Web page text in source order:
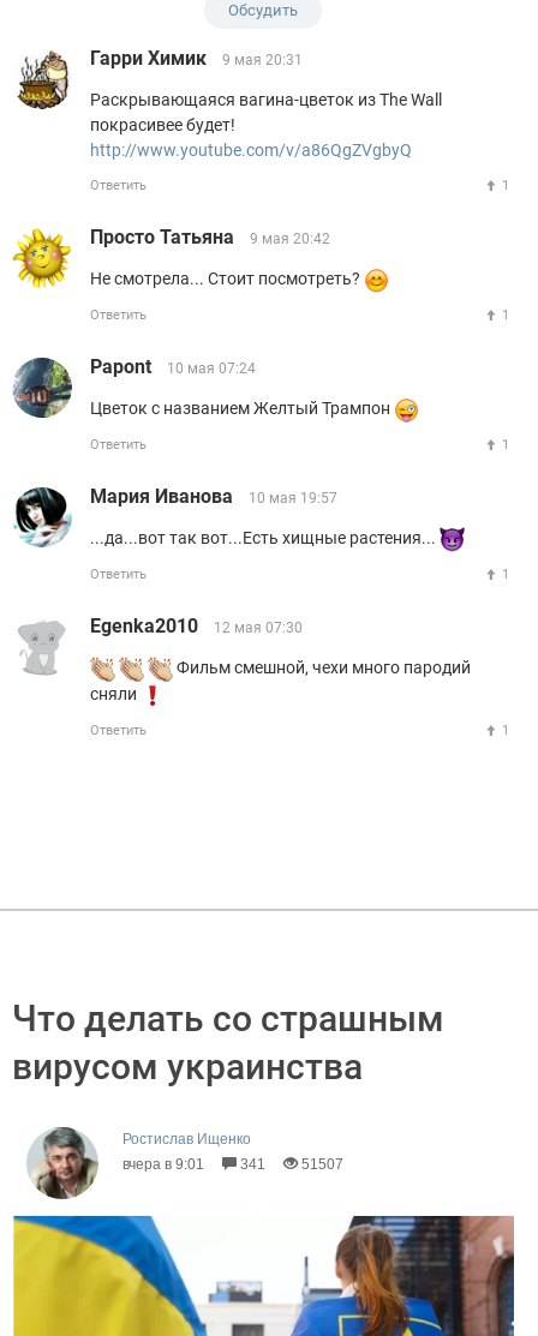
Обсудить
Гарри Химик 9 мая 20:31
Раскрывающаяся вагина-цветок из The Wall
покрасивее будет!
http://www.youtube.com/v/a86QgZVgbyQ
Ответить 1
Просто Татьяна 9 мая 20:42
Не смотрела... Стоит посмотреть?
Ответить 1
Papont 10 мая 07:24
Цветок с названием Желтый Трампон
Ответить 1
Мария Иванова 10 мая 19:57
...да...вот так вот...Есть хищные растения...
Ответить 1
Egenka2010 12 мая 07:30
Фильм смешной, чехи много пародий
сняли
Ответить 1
Что делать со страшным
вирусом украинства
Ростислав Ищенко
вчера в 9:01
341 51507